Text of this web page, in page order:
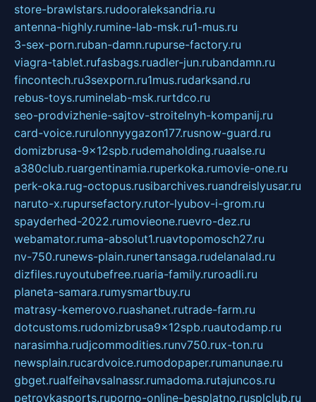
store-brawlstars.rudooraleksandria.ru
antenna-highly.rumine-lab-msk.ru1-mus.ru
3-sex-porn.ruban-damn.rupurse-factory.ru
viagra-tablet.rufasbags.ruadler-jun.rubandamn.ru
fincontech.ru3sexporn.ru1mus.rudarksand.ru
rebus-toys.ruminelab-msk.rurtdco.ru
seo-prodvizhenie-sajtov-stroitelnyh-kompanij.ru
card-voice.rurulonnyygazon177.rusnow-guard.ru
domizbrusa-9x12spb.rudemaholding.ruaalse.ru
a380club.ruargentinamia.ruperkoka.rumovie-one.ru
perk-oka.rug-octopus.rusibarchives.ruandreislyusar.ru
naruto-x.rupursefactory.rutor-lyubov-i-grom.ru
spayderhed-2022.rumovieone.ruevro-dez.ru
webamator.ruma-absolut1.ruavtopomosch27.ru
nv-750.runews-plain.runertansaga.rudelanalad.ru
dizfiles.ruyoutubefree.ruaria-family.ruroadli.ru
planeta-samara.rumysmartbuy.ru
matrasy-kemerovo.ruashanet.rutrade-farm.ru
dotcustoms.rudomizbrusa9x12spb.ruautodamp.ru
narasimha.rudjcommodities.runv750.rux-ton.ru
newsplain.rucardvoice.rumodopaper.rumanunae.ru
gbget.rualfeihavsalnassr.rumadoma.rutajuncos.ru
petrovkasports.ruporno-online-besplatno.rusplclub.ru